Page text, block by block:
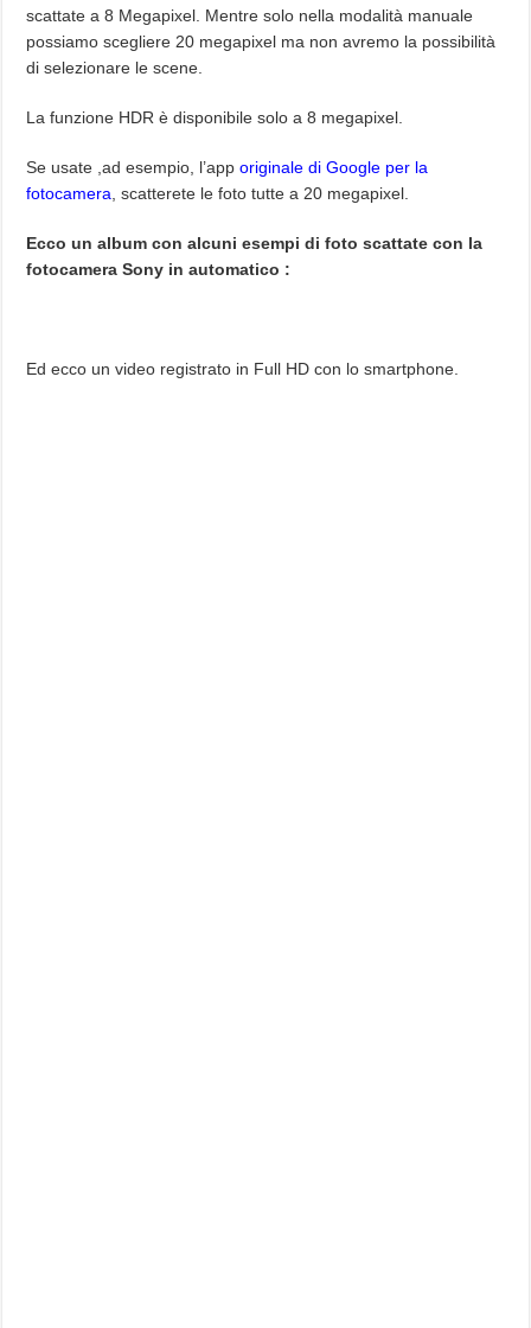
scattate a 8 Megapixel. Mentre solo nella modalità manuale
possiamo scegliere 20 megapixel ma non avremo la possibilità
di selezionare le scene.
La funzione HDR è disponibile solo a 8 megapixel.
Se usate ,ad esempio, l’apporiginale di Google per la
fotocamera , scatterete le foto tutte a 20 megapixel.
Ecco un album con alcuni esempi di foto scattate con la
fotocamera Sony in automatico :
Ed ecco un video registrato in Full HD con lo smartphone.